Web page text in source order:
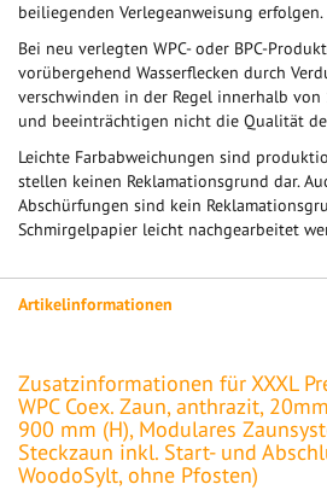
beiliegenden Verlegeanweisung erfolgen.
Bei neu verlegten WPC- oder BPC-
vorübergehend Wasserflecken durch
verschwinden in der Regel innerhalb
und beeinträchtigen nicht die Qualität
Leichte Farbabweichungen sind
stellen keinen Reklamationsgrund dar.
Abschürfungen sind kein
Schmirgelpapier leicht nachgearbeitet
Artikelinformationen
Zusatzinformationen für XXXL
WPC Coex. Zaun, anthrazit,
900 mm (H), Modulares
Steckzaun inkl. Start- und
WoodoSylt, ohne Pfosten)